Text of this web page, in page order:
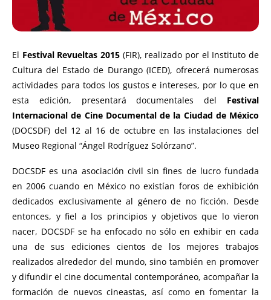
El Festival Revueltas 2015 (FIR), realizado por el Instituto de
Cultura del Estado de Durango (ICED), ofrecerá numerosas
actividades para todos los gustos e intereses, por lo que en
esta edición, presentará documentales del Festival
Internacional de Cine Documental de la Ciudad de México
(DOCSDF) del 12 al 16 de octubre en las instalaciones del
Museo Regional “Ángel Rodríguez Solórzano”.
DOCSDF es una asociación civil sin fines de lucro fundada
en 2006 cuando en México no existían foros de exhibición
dedicados exclusivamente al género de no ficción. Desde
entonces, y fiel a los principios y objetivos que lo vieron
nacer, DOCSDF se ha enfocado no sólo en exhibir en cada
una de sus ediciones cientos de los mejores trabajos
realizados alrededor del mundo, sino también en promover
y difundir el cine documental contemporáneo, acompañar la
formación de nuevos cineastas, así como en fomentar la